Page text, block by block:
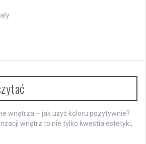
wnętrza – jak użyć koloru pozytywnie?
wnętrz to nie tylko kwestia estetyki,